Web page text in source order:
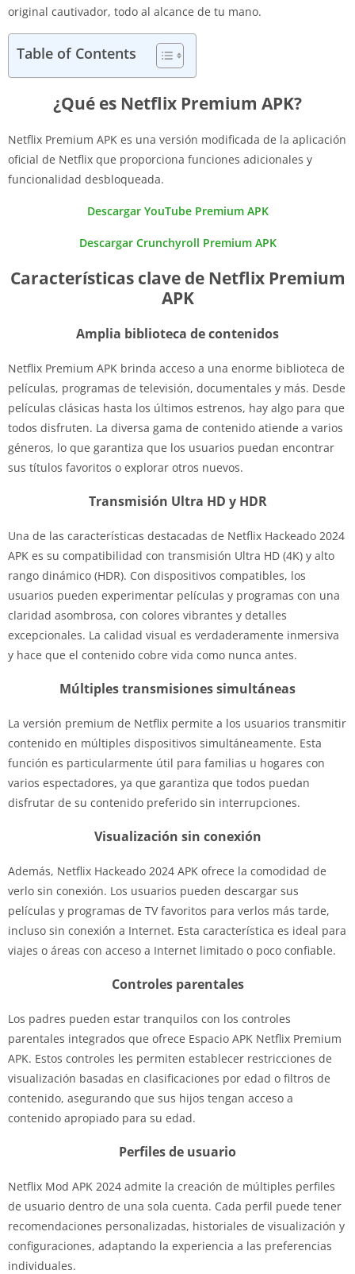
original cautivador, todo al alcance de tu mano.
Table of Contents
¿Qué es Netflix Premium APK?
Netflix Premium APK es una versión modificada de la aplicación
oficial de Netflix que proporciona funciones adicionales y
funcionalidad desbloqueada.
Descargar YouTube Premium APK
Descargar Crunchyroll Premium APK
Características clave de Netflix Premium
APK
Amplia biblioteca de contenidos
Netflix Premium APK brinda acceso a una enorme biblioteca de
películas, programas de televisión, documentales y más. Desde
películas clásicas hasta los últimos estrenos, hay algo para que
todos disfruten. La diversa gama de contenido atiende a varios
géneros, lo que garantiza que los usuarios puedan encontrar
sus títulos favoritos o explorar otros nuevos.
Transmisión Ultra HD y HDR
Una de las características destacadas de Netflix Hackeado 2024
APK es su compatibilidad con transmisión Ultra HD (4K) y alto
rango dinámico (HDR). Con dispositivos compatibles, los
usuarios pueden experimentar películas y programas con una
claridad asombrosa, con colores vibrantes y detalles
excepcionales. La calidad visual es verdaderamente inmersiva
y hace que el contenido cobre vida como nunca antes.
Múltiples transmisiones simultáneas
La versión premium de Netflix permite a los usuarios transmitir
contenido en múltiples dispositivos simultáneamente. Esta
función es particularmente útil para familias u hogares con
varios espectadores, ya que garantiza que todos puedan
disfrutar de su contenido preferido sin interrupciones.
Visualización sin conexión
Además, Netflix Hackeado 2024 APK ofrece la comodidad de
verlo sin conexión. Los usuarios pueden descargar sus
películas y programas de TV favoritos para verlos más tarde,
incluso sin conexión a Internet. Esta característica es ideal para
viajes o áreas con acceso a Internet limitado o poco confiable.
Controles parentales
Los padres pueden estar tranquilos con los controles
parentales integrados que ofrece Espacio APK Netflix Premium
APK. Estos controles les permiten establecer restricciones de
visualización basadas en clasificaciones por edad o filtros de
contenido, asegurando que sus hijos tengan acceso a
contenido apropiado para su edad.
Perfiles de usuario
Netflix Mod APK 2024 admite la creación de múltiples perfiles
de usuario dentro de una sola cuenta. Cada perfil puede tener
recomendaciones personalizadas, historiales de visualización y
configuraciones, adaptando la experiencia a las preferencias
individuales.